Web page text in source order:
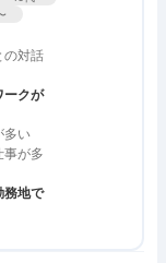
の対話
ークが
多い
事が多
務地で